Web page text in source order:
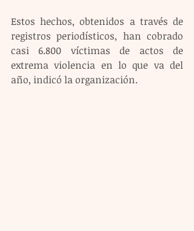
Estos hechos, obtenidos a través de
registros periodísticos, han cobrado
casi 6.800 víctimas de actos de
extrema violencia en lo que va del
año, indicó la organización.